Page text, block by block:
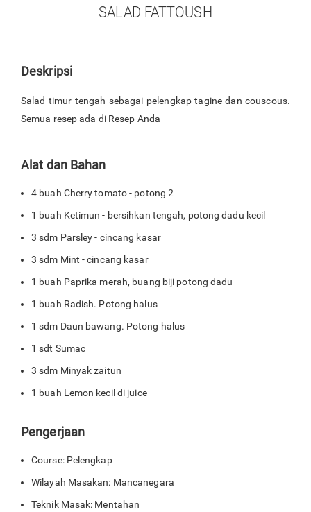
SALAD FATTOUSH
Deskripsi
Salad timur tengah sebagai pelengkap tagine dan couscous.
Semua resep ada di Resep Anda
Alat dan Bahan
4 buah Cherry tomato - potong 2
1 buah Ketimun - bersihkan tengah, potong dadu kecil
3 sdm Parsley - cincang kasar
3 sdm Mint - cincang kasar
1 buah Paprika merah, buang biji potong dadu
1 buah Radish. Potong halus
1 sdm Daun bawang. Potong halus
1 sdt Sumac
3 sdm Minyak zaitun
1 buah Lemon kecil di juice
Pengerjaan
Course: Pelengkap
Wilayah Masakan: Mancanegara
Teknik Masak: Mentahan